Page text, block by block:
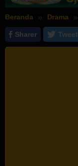
Beranda Drama
Sharer Tweet